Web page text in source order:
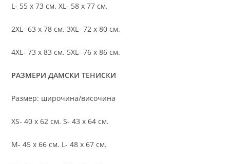
L- 55 х 73 см. XL- 58 х 77 см.
2XL- 63 х 78 см. 3XL- 72 х 80 см.
4XL- 73 х 83 см. 5XL- 76 х 86 см.
РАЗМЕРИ ДАМСКИ ТЕНИСКИ
Размер: широчина/височина
XS- 40 х 62 см. S- 43 х 64 см.
M- 45 х 66 см. L- 48 х 67 см.